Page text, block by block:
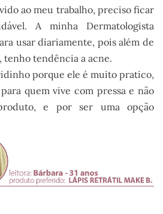
ao meu trabalho, preciso ficar
A minha Dermatologista
usar diariamente, pois além de
tenho tendência a acne.
porque ele é muito pratico,
quem vive com pressa e não
e por ser uma opção